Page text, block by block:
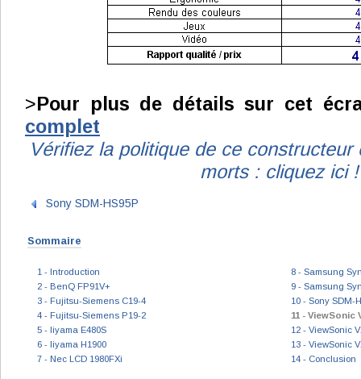
>Pour plus de détails sur cet
complet
Vérifiez la politique de ce
morts : cliquez ici !
Sony SDM-HS95P
Sommaire
1 - Introduction
2 - BenQ FP91V+
3 - Fujitsu-Siemens C19-4
4 - Fujitsu-Siemens P19-2
5 - Iiyama E480S
6 - Iiyama H1900
7 - Nec LCD 1980FXi
8 - Samsung
9 - Samsung
10 - Sony SDM-
11 - ViewSonic
12 - ViewSonic
13 - ViewSonic
14 - Conclusion